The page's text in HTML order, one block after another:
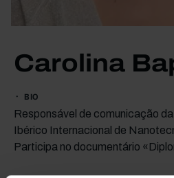
Carolina
BIO
Responsável de comunicação
Ibérico Internacional de
Participa no documentário